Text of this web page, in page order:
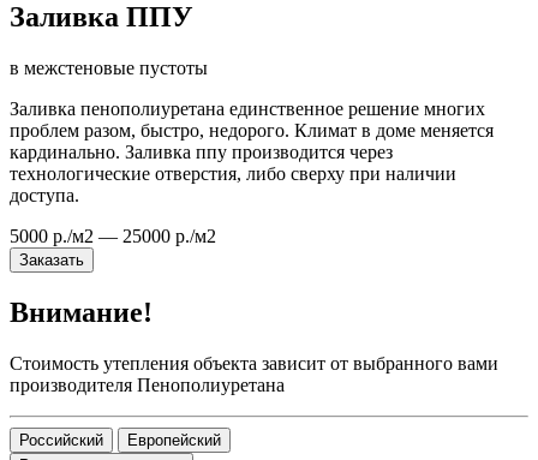
Заливка ППУ
в межстеновые пустоты
Заливка пенополиуретана единственное решение многих
проблем разом, быстро, недорого. Климат в доме меняется
кардинально. Заливка ппу производится через
технологические отверстия, либо сверху при наличии
доступа.
5000 р./м2 — 25000 р./м2
Заказать
Внимание!
Стоимость утепления объекта зависит от выбранного вами
производителя Пенополиуретана
Российский
Европейский